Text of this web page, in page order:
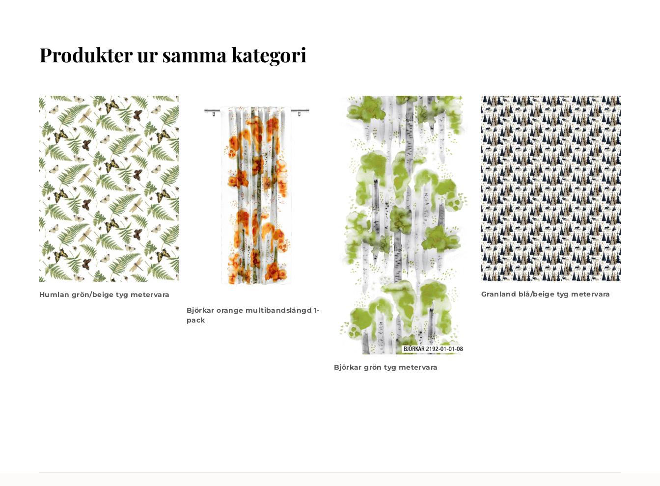
Produkter ur samma kategori
Humlan grön/beige tyg metervara
Björkar orange multibandslängd 1-
pack
Björkar grön tyg metervara
Granland blå/beige tyg metervara